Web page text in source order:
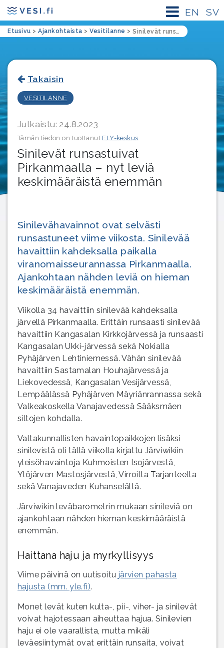
SV
EN
Etusivu > Ajankohtaista > Vesitilanne > Sinilevät runsastuivat Pirkanmaalla – nyt leviä keskimääräistä enemmän
Takaisin
VESITILANNE
Julkaistu: 24.8.2023
Tämän tiedon on tuottanut ELY-keskus
Sinilevät runsastuivat
Pirkanmaalla – nyt leviä
keskimääräistä enemmän
Sinilevähavainnot ovat selvästi
runsastuneet viime viikosta. Sinilevää
havaittiin kahdeksalla paikalla
viranomaisseurannassa Pirkanmaalla.
Ajankohtaan nähden leviä on hieman
keskimääräistä enemmän.
Viikolla 34 havaittiin sinilevää kahdeksalla
järvellä Pirkanmaalla. Erittäin runsaasti sinilevää
havaittiin Kangasalan Kirkkojärvessä ja runsaasti
Kangasalan Ukki-järvessä sekä Nokialla
Pyhäjärven Lehtiniemessä. Vähän sinilevää
havaittiin Sastamalan Houhajärvessä ja
Liekovedessä, Kangasalan Vesijärvessä,
Lempäälässä Pyhäjärven Mäyriänrannassa sekä
Valkeakoskella Vanajavedessä Sääksmäen
siltojen kohdalla.
Valtakunnallisten havaintopaikkojen lisäksi
sinilevistä oli tällä viikolla kirjattu Järviwikiin
yleisöhavaintoja Kuhmoisten Isojärvestä,
Ylöjärven Mastosjärvestä, Virroilta Tarjanteelta
sekä Vanajaveden Kuhanselältä.
Järviwikin leväbarometrin mukaan sinileviä on
ajankohtaan nähden hieman keskimääräistä
enemmän.
Haittana haju ja myrkyllisyys
Viime päivinä on uutisoitu järvien pahasta
hajusta (mm. yle.fi).
Monet levät kuten kulta-, pii-, viher- ja sinilevät
voivat hajotessaan aiheuttaa hajua. Sinilevien
haju ei ole vaarallista, mutta mikäli
leväesiintymät ovat erittäin runsaita, voivat